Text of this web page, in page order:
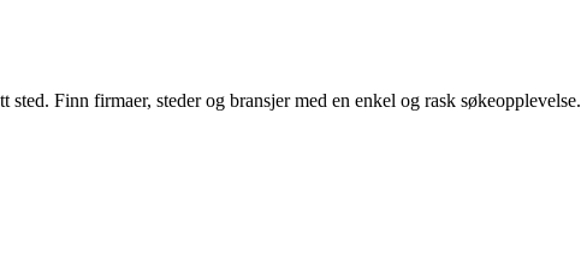
sted. Finn firmaer, steder og bransjer med en enkel og rask søkeopplevelse.